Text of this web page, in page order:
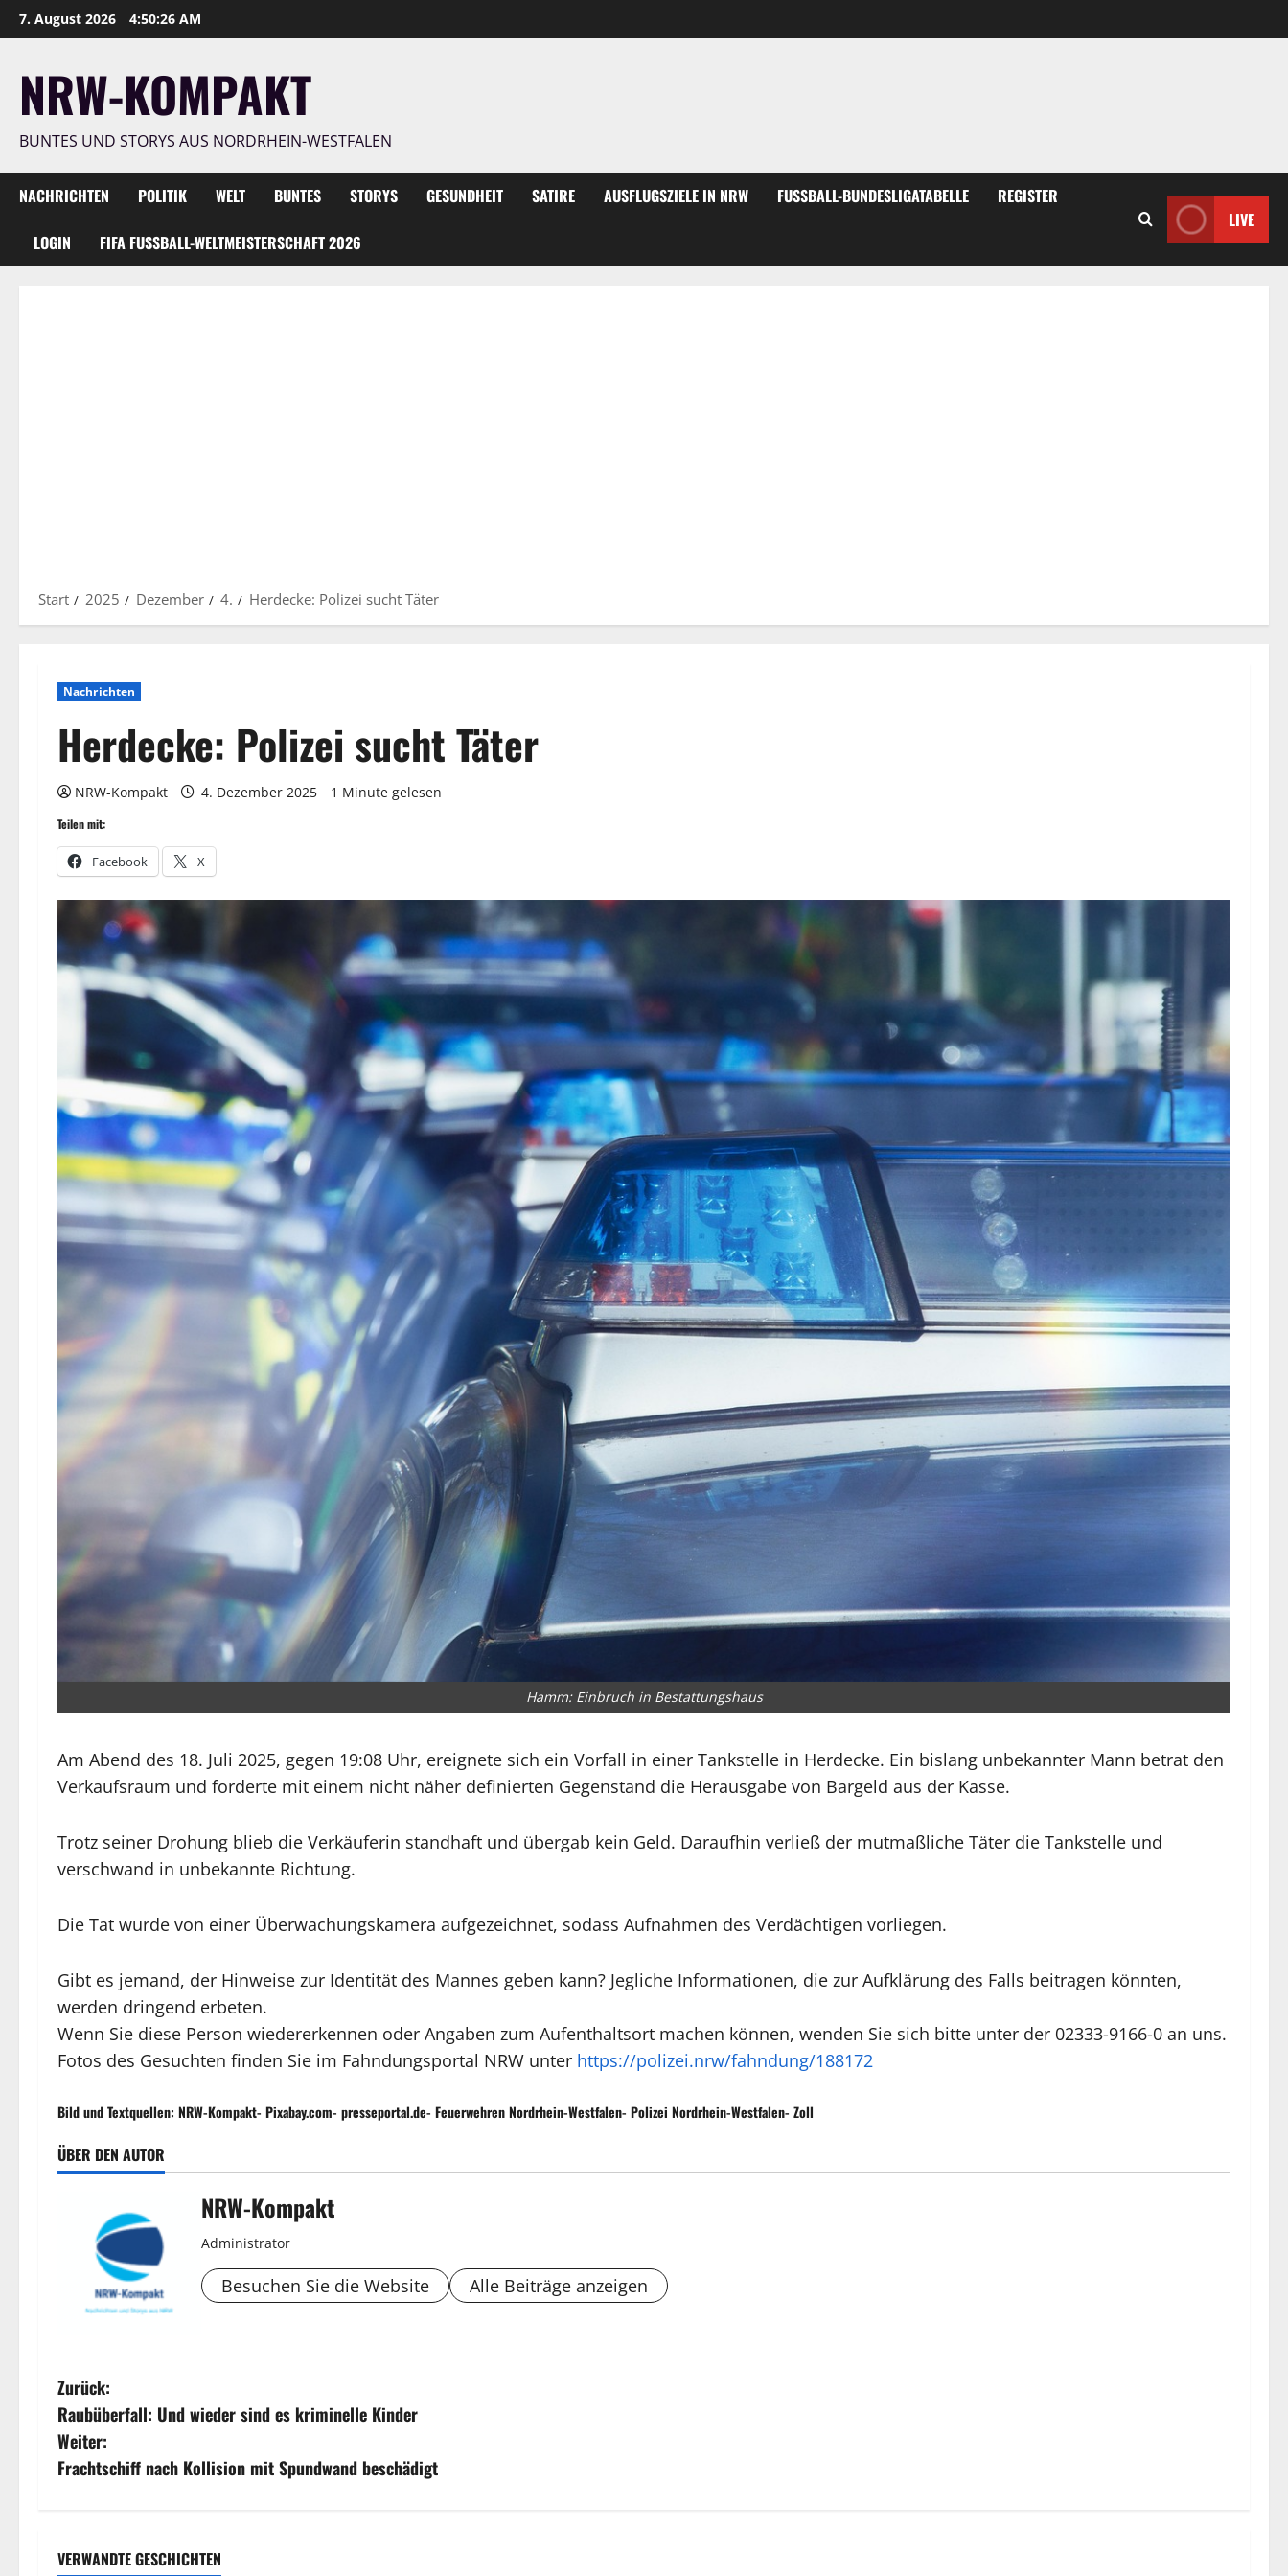
Zum
Inhalt
7. August 2026 4:50:28 AM
NRW-KOMPAKT
BUNTES UND STORYS AUS NORDRHEIN-WESTFALEN
NACHRICHTEN POLITIK WELT BUNTES STORYS GESUNDHEIT SATIRE AUSFLUGSZIELE IN NRW FUSSBALL-BUNDESLIGATABELLE REGISTER
LOGIN FIFA FUSSBALL-WELTMEISTERSCHAFT 2026
LIVE
Start 2025 Dezember 4. Herdecke: Polizei sucht Täter
Nachrichten
Herdecke: Polizei sucht Täter
NRW-Kompakt 4. Dezember 2025 1 Minute gelesen
Teilen mit:
Facebook X
Hamm: Einbruch in Bestattungshaus
Am Abend des 18. Juli 2025, gegen 19:08 Uhr, ereignete sich ein Vorfall in einer Tankstelle in Herdecke. Ein bislang unbekannter Mann betrat den
Verkaufsraum und forderte mit einem nicht näher definierten Gegenstand die Herausgabe von Bargeld aus der Kasse.
Trotz seiner Drohung blieb die Verkäuferin standhaft und übergab kein Geld. Daraufhin verließ der mutmaßliche Täter die Tankstelle und
verschwand in unbekannte Richtung.
Die Tat wurde von einer Überwachungskamera aufgezeichnet, sodass Aufnahmen des Verdächtigen vorliegen.
Gibt es jemand, der Hinweise zur Identität des Mannes geben kann? Jegliche Informationen, die zur Aufklärung des Falls beitragen könnten,
werden dringend erbeten.
Wenn Sie diese Person wiedererkennen oder Angaben zum Aufenthaltsort machen können, wenden Sie sich bitte unter der 02333-9166-0 an uns.
Fotos des Gesuchten finden Sie im Fahndungsportal NRW unter https://polizei.nrw/fahndung/188172
Bild und Textquellen: NRW-Kompakt- Pixabay.com- presseportal.de- Feuerwehren Nordrhein-Westfalen- Polizei Nordrhein-Westfalen- Zoll
ÜBER DEN AUTOR
NRW-Kompakt
Administrator
Besuchen Sie die Website Alle Beiträge anzeigen
B
e
i
r
Zurück:
Raubüberfall: Und wieder sind es kriminelle Kinder
Weiter:
Frachtschiff nach Kollision mit Spundwand beschädigt
VERWANDTE GESCHICHTEN